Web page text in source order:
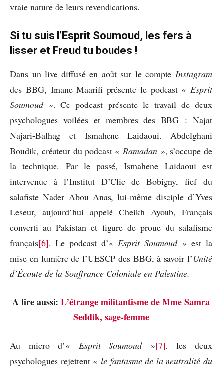
vraie nature de leurs revendications.
Si tu suis l’Esprit Soumoud, les fers à
lisser et Freud tu boudes !
Dans un live diffusé en août sur le compte Instagram
des BBG, Imane Maarifi présente le podcast « Esprit
Soumoud». Ce podcast présente le travail de deux
psychologues voilées et membres des BBG : Najat
Najari-Balhag et Ismahene Laidaoui. Abdelghani
Boudik, créateur du podcast « Ramadan», s’occupe de
la technique. Par le passé, Ismahene Laidaoui est
intervenue à l’Institut D’Clic de Bobigny, fief du
salafiste Nader Abou Anas, lui-même disciple d’Yves
Leseur, aujourd’hui appelé Cheikh Ayoub, Français
converti au Pakistan et figure de proue du salafisme
français[6]. Le podcast d’« Esprit Soumoud» est la
mise en lumière de l’UESCP des BBG, à savoir l’Unité
d’Écoute de la Souffrance Coloniale en Palestine.
A lire aussi: L’étrange militantisme de Mme Samra
Seddik, sage-femme
Au micro d’« Esprit Soumoud»[7], les deux
psychologues rejettent « le fantasme de la neutralité du